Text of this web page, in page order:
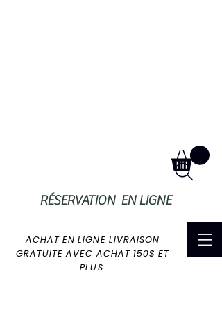
RÉSERVATION EN LIGNE
ACHAT EN LIGNE LIVRAISON
GRATUITE AVEC ACHAT 150$ ET
PLUS.
.